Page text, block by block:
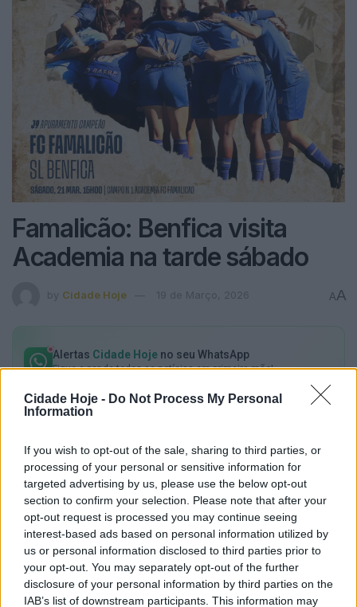
Cidade Hoje - Do Not Process My Personal
Information
If you wish to opt-out of the sale, sharing to third parties, or
processing of your personal or sensitive information for
targeted advertising by us, please use the below opt-out
section to confirm your selection. Please note that after your
opt-out request is processed you may continue seeing
interest-based ads based on personal information utilized by
us or personal information disclosed to third parties prior to
your opt-out. You may separately opt-out of the further
disclosure of your personal information by third parties on the
IAB’s list of downstream participants. This information may
Famalicão: Benfica visita
Academia na tarde sábado
by Cidade Hoje 19 de Março, 2026 AA
Alertas Cidade Hoje no seu WhatsApp
Fique a par de todas as notícias em primeira mão!
Canal Oficial Subscrever
A equipa B do Benfica visita a Academia do FC
Famalicão, na tarde deste sábado, às 15 horas. O jogo,